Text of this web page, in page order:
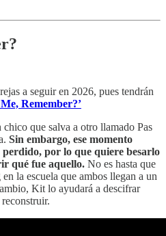
a seguir en 2026, pues tendrán
Me, Remember?’
que salva a otro llamado Pas
Sin embargo, ese momento
por lo que quiere besarlo
qué fue aquello. No es hasta que
la escuela que ambos llegan a un
Kit lo ayudará a descifrar